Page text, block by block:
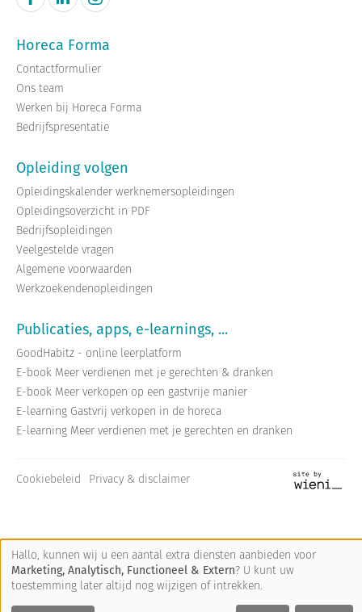
Horeca Forma
Contactformulier
Ons team
Werken bij Horeca Forma
Bedrijfspresentatie
Opleiding volgen
Opleidingskalender werknemersopleidingen
Opleidingsoverzicht in PDF
Bedrijfsopleidingen
Veelgestelde vragen
Algemene voorwaarden
Werkzoekendenopleidingen
Publicaties, apps, e-learnings, ...
GoodHabitz - online leerplatform
E-book Meer verdienen met je gerechten & dranken
E-book Meer verkopen op een gastvrije manier
E-learning Gastvrij verkopen in de horeca
E-learning Meer verdienen met je gerechten en dranken
Cookiebeleid Privacy & disclaimer
Site
by
Hallo, kunnen wij u een aantal extra diensten aanbieden voor
Marketing, Analytisch, Functioneel & Extern? U kunt uw
toestemming later altijd nog wijzigen of intrekken.